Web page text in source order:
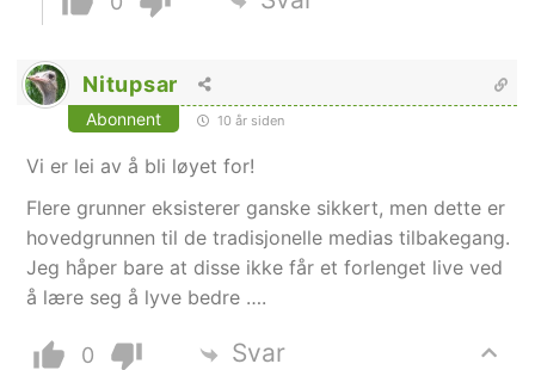
Nitupsar
Abonnent 10 år siden
Vi er lei av å bli løyet for!
Flere grunner eksisterer ganske sikkert, men dette er
hovedgrunnen til de tradisjonelle medias tilbakegang.
Jeg håper bare at disse ikke får et forlenget live ved
å lære seg å lyve bedre ….
0 Svar